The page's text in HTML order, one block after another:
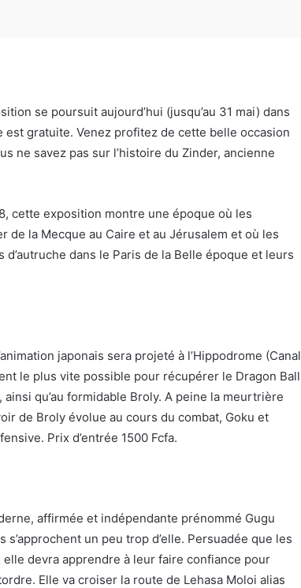
se poursuit aujourd’hui (jusqu’au 31 mai) dans
est gratuite. Venez profitez de cette belle occasion
ne savez pas sur l’histoire du Zinder, ancienne
cette exposition montre une époque où les
la Mecque au Caire et au Jérusalem et où les
dans le Paris de la Belle époque et leurs
japonais sera projeté à l’Hippodrome (Canal
le plus vite possible pour récupérer le Dragon Ball
qu’au formidable Broly. A peine la meurtrière
de Broly évolue au cours du combat, Goku et
Prix d’entrée 1500 Fcfa.
affirmée et indépendante prénommé Gugu
un peu trop d’elle. Persuadée que les
devra apprendre à leur faire confiance pour
Elle va croiser la route de Lehasa Moloi alias